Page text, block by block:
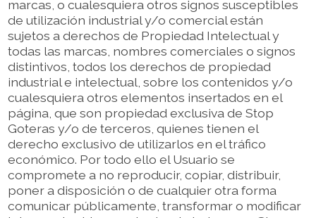
marcas, o cualesquiera otros signos susceptibles
de utilización industrial y/o comercial están
sujetos a derechos de Propiedad Intelectual y
todas las marcas, nombres comerciales o signos
distintivos, todos los derechos de propiedad
industrial e intelectual, sobre los contenidos y/o
cualesquiera otros elementos insertados en el
página, que son propiedad exclusiva de Stop
Goteras y/o de terceros, quienes tienen el
derecho exclusivo de utilizarlos en el tráfico
económico. Por todo ello el Usuario se
compromete a no reproducir, copiar, distribuir,
poner a disposición o de cualquier otra forma
comunicar públicamente, transformar o modificar